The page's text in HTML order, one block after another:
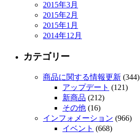
2015年3月
2015年2月
2015年1月
2014年12月
カテゴリー
商品に関する情報更新 (344)
アップデート (121)
新商品 (212)
その他 (16)
インフォメーション (966)
イベント (668)